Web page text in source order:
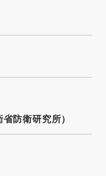
防衛研究所）